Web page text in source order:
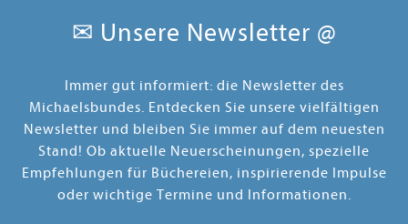
✉ Unsere Newsletter @
Immer gut informiert: die Newsletter des
Michaelsbundes. Entdecken Sie unsere vielfältigen
Newsletter und bleiben Sie immer auf dem neuesten
Stand! Ob aktuelle Neuerscheinungen, spezielle
Empfehlungen für Büchereien, inspirierende Impulse
oder wichtige Termine und Informationen.